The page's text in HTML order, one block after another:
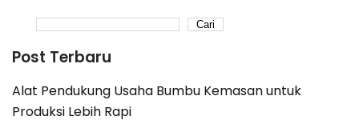
Cari
Post Terbaru
Alat Pendukung Usaha Bumbu Kemasan untuk
Produksi Lebih Rapi